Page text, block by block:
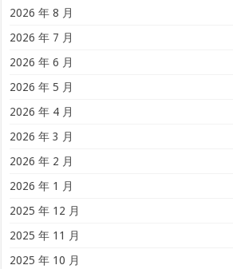
2026 年 8 月
2026 年 7 月
2026 年 6 月
2026 年 5 月
2026 年 4 月
2026 年 3 月
2026 年 2 月
2026 年 1 月
2025 年 12 月
2025 年 11 月
2025 年 10 月